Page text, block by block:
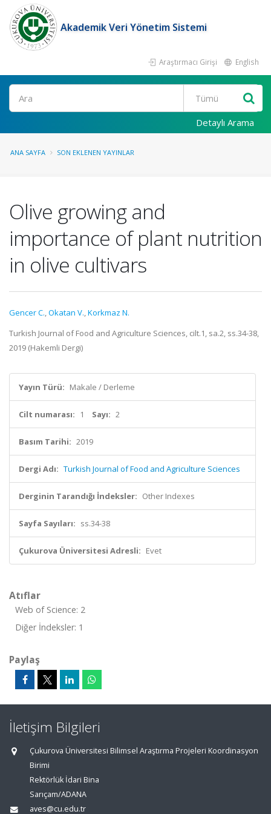
Akademik Veri Yönetim Sistemi
Araştırmacı Girişi English
Ara
Detaylı Arama
ANA SAYFA SON EKLENEN YAYINLAR
Olive growing and
importance of plant nutrition
in olive cultivars
Gencer C.,Okatan V.,Korkmaz N.
Turkish Journal of Food and Agriculture Sciences, cilt.1, sa.2, ss.34-38,
2019 (Hakemli Dergi)
Yayın Türü: Makale / Derleme
Cilt numarası: 1 Sayı: 2
Basım Tarihi: 2019
Dergi Adı: Turkish Journal of Food and Agriculture Sciences
Derginin Tarandığı İndeksler: Other Indexes
Sayfa Sayıları: ss.34-38
Çukurova Üniversitesi Adresli: Evet
Atıflar
Web of Science: 2
Diğer İndeksler: 1
Paylaş
İletişim Bilgileri
Çukurova Üniversitesi Bilimsel Araştırma Projeleri Koordinasyon
Birimi
Rektörlük İdari Bina
Sarıçam/ADANA
aves@cu.edu.tr